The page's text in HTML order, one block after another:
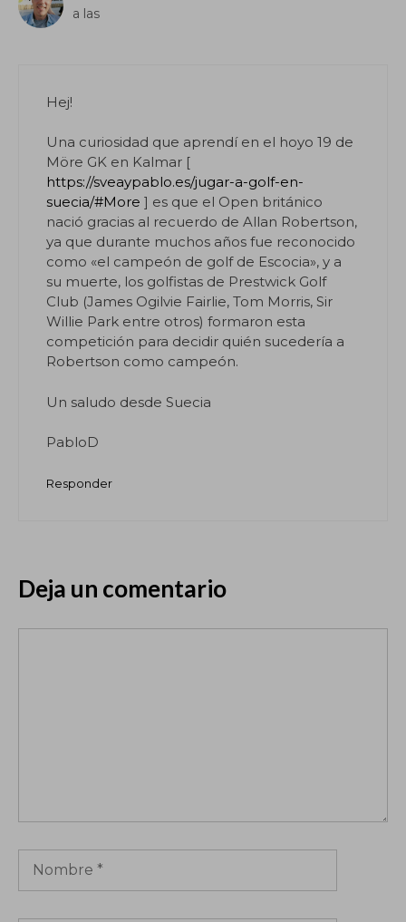
a las
Hej!
Una curiosidad que aprendí en el hoyo 19 de
Möre GK en Kalmar [
https://sveaypablo.es/jugar-a-golf-en-
suecia/#More ] es que el Open británico
nació gracias al recuerdo de Allan Robertson,
ya que durante muchos años fue reconocido
como «el campeón de golf de Escocia», y a
su muerte, los golfistas de Prestwick Golf
Club (James Ogilvie Fairlie, Tom Morris, Sir
Willie Park entre otros) formaron esta
competición para decidir quién sucedería a
Robertson como campeón.
Un saludo desde Suecia
PabloD
Responder
Deja un comentario